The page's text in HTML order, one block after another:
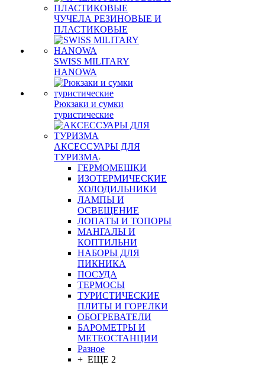
ЧУЧЕЛА РЕЗИНОВЫЕ И
ПЛАСТИКОВЫЕ
SWISS MILITARY
HANOWA
Рюкзаки и сумки
туристические
АКСЕССУАРЫ ДЛЯ
ТУРИЗМА
ГЕРМОМЕШКИ
ИЗОТЕРМИЧЕСКИЕ
ХОЛОДИЛЬНИКИ
ЛАМПЫ И
ОСВЕЩЕНИЕ
ЛОПАТЫ И ТОПОРЫ
МАНГАЛЫ И
КОПТИЛЬНИ
НАБОРЫ ДЛЯ
ПИКНИКА
ПОСУДА
ТЕРМОСЫ
ТУРИСТИЧЕСКИЕ
ПЛИТЫ И ГОРЕЛКИ
ОБОГРЕВАТЕЛИ
БАРОМЕТРЫ И
МЕТЕОСТАНЦИИ
Разное
+ ЕЩЕ 2